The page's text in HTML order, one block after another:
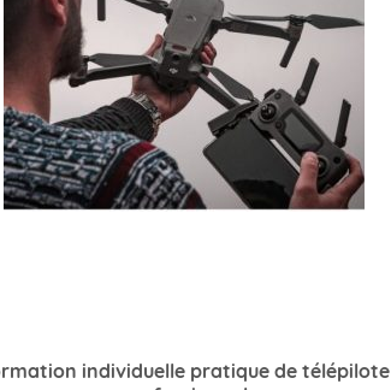
individuelle pratique de télépilote